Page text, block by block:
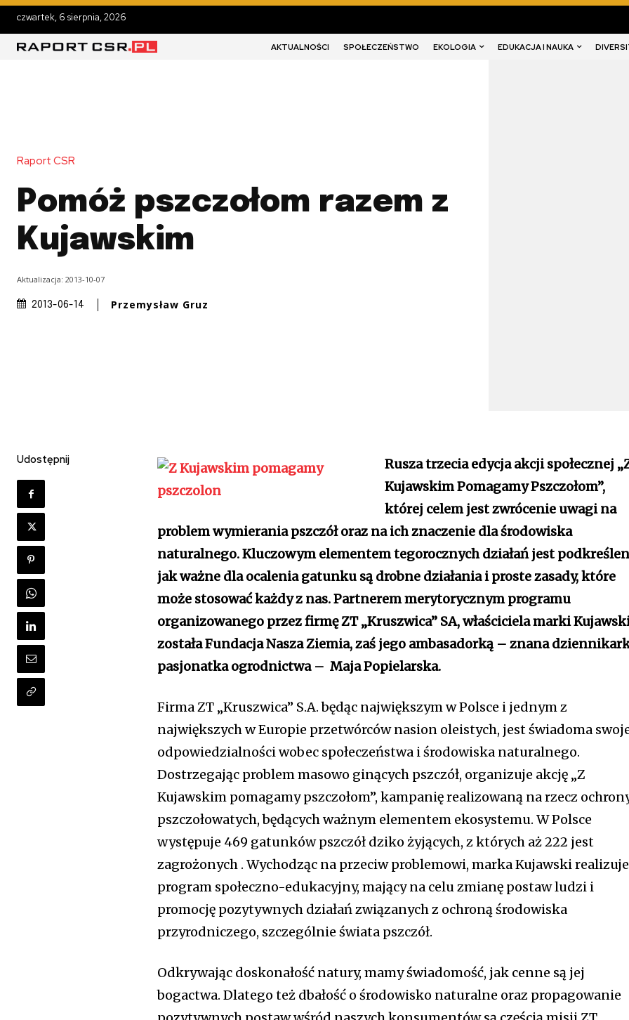
czwartek, 6 sierpnia, 2026
AKTUALNOŚCI SPOŁECZEŃSTWO EKOLOGIA EDUKACJA I NAUKA
Raport CSR
Pomóż pszczołom razem z
Kujawskim
Aktualizacja: 2013-10-07
2013-06-14 Przemysław Gruz
Udostępnij
Rusza trzecia edycja akcji społecznej
Kujawskim Pomagamy Pszczołom”,
której celem jest zwrócenie uwagi na
problem wymierania pszczół oraz na ich znaczenie dla środowiska
naturalnego. Kluczowym elementem tegorocznych działań jest
jak ważne dla ocalenia gatunku są drobne działania i proste zasady, które
może stosować każdy z nas. Partnerem merytorycznym programu
organizowanego przez firmę ZT „Kruszwica” SA, właściciela marki
została Fundacja Nasza Ziemia, zaś jego ambasadorką – znana
pasjonatka ogrodnictwa – Maja Popielarska.
Firma ZT „Kruszwica” S.A. będąc największym w Polsce i jednym z
największych w Europie przetwórców nasion oleistych, jest świadoma
odpowiedzialności wobec społeczeństwa i środowiska naturalnego.
Dostrzegając problem masowo ginących pszczół, organizuje akcję „Z
Kujawskim pomagamy pszczołom”, kampanię realizowaną na rzecz
pszczołowatych, będących ważnym elementem ekosystemu. W Polsce
występuje 469 gatunków pszczół dziko żyjących, z których aż 222 jest
zagrożonych . Wychodząc na przeciw problemowi, marka Kujawski realizuje
program społeczno-edukacyjny, mający na celu zmianę postaw ludzi i
promocję pozytywnych działań związanych z ochroną środowiska
przyrodniczego, szczególnie świata pszczół.
Odkrywając doskonałość natury, mamy świadomość, jak cenne są jej
bogactwa. Dlatego też dbałość o środowisko naturalne oraz propagowanie